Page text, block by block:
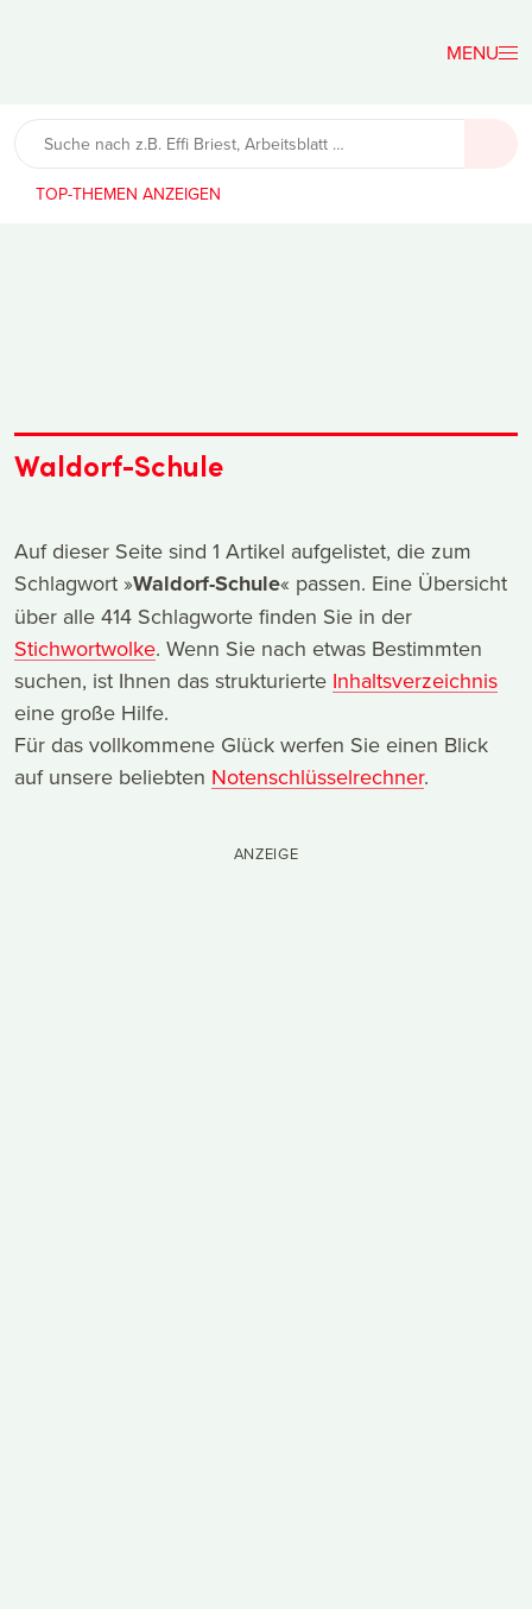
Lehrerfreund
TOP-THEMEN
Waldorf-Schule
Auf dieser Seite sind 1 Artikel aufgelistet, die zum
Schlagwort »Waldorf-Schule« passen. Eine Übersicht
über alle 414 Schlagworte finden Sie in der
Stichwortwolke. Wenn Sie nach etwas Bestimmten
suchen, ist Ihnen das strukturierte Inhaltsverzeichnis
eine große Hilfe.
Für das vollkommene Glück werfen Sie einen Blick
auf unsere beliebten Notenschlüsselrechner.
ANZEIGE